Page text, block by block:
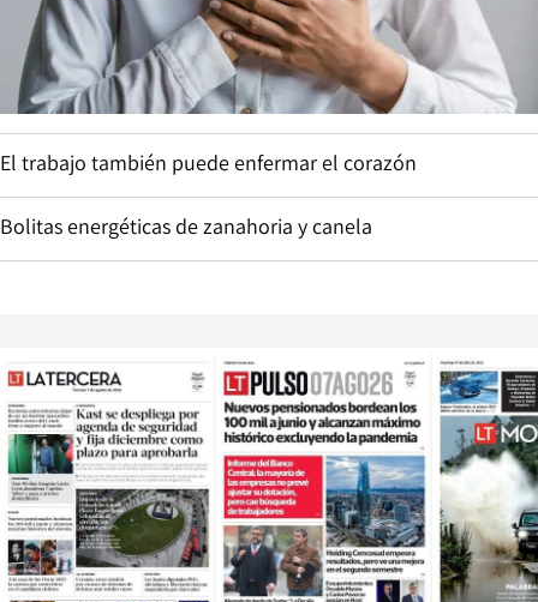
El trabajo también puede enfermar el corazón
Bolitas energéticas de zanahoria y canela
Opens in new window Opens in